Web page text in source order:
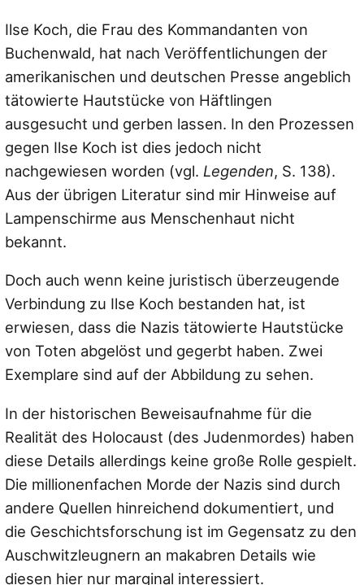
Ilse Koch, die Frau des Kommandanten von
Buchenwald, hat nach Veröffentlichungen der
amerikanischen und deutschen Presse angeblich
tätowierte Hautstücke von Häftlingen
ausgesucht und gerben lassen. In den Prozessen
gegen Ilse Koch ist dies jedoch nicht
nachgewiesen worden (vgl. Legenden, S. 138).
Aus der übrigen Literatur sind mir Hinweise auf
Lampenschirme aus Menschenhaut nicht
bekannt.
Doch auch wenn keine juristisch überzeugende
Verbindung zu Ilse Koch bestanden hat, ist
erwiesen, dass die Nazis tätowierte Hautstücke
von Toten abgelöst und gegerbt haben. Zwei
Exemplare sind auf der Abbildung zu sehen.
In der historischen Beweisaufnahme für die
Realität des Holocaust (des Judenmordes) haben
diese Details allerdings keine große Rolle gespielt.
Die millionenfachen Morde der Nazis sind durch
andere Quellen hinreichend dokumentiert, und
die Geschichtsforschung ist im Gegensatz zu den
Auschwitzleugnern an makabren Details wie
diesen hier nur marginal interessiert.